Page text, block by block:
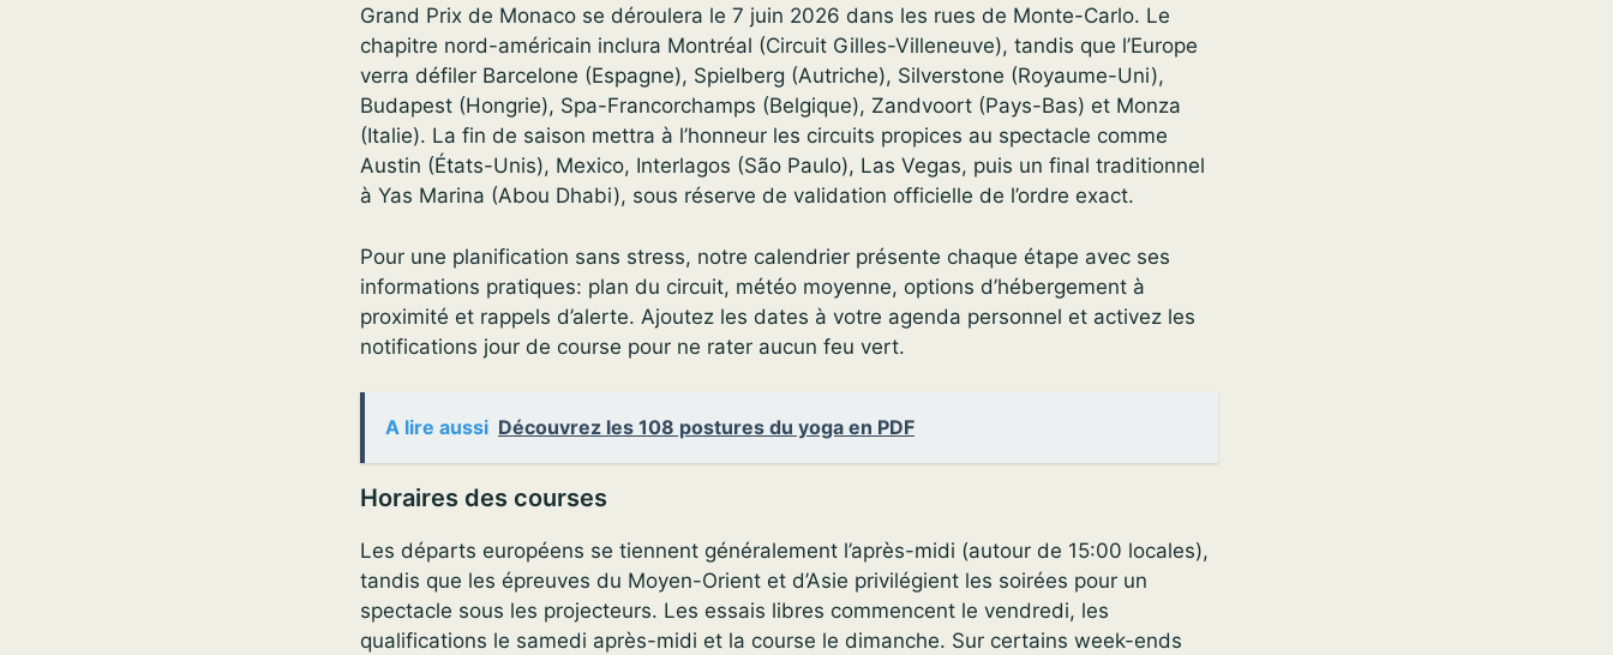
Grand Prix de Monaco se déroulera le 7 juin 2026 dans les rues de Monte-Carlo. Le
chapitre nord-américain inclura Montréal (Circuit Gilles-Villeneuve), tandis que l’Europe
verra défiler Barcelone (Espagne), Spielberg (Autriche), Silverstone (Royaume-Uni),
Budapest (Hongrie), Spa-Francorchamps (Belgique), Zandvoort (Pays-Bas) et Monza
(Italie). La fin de saison mettra à l’honneur les circuits propices au spectacle comme
Austin (États-Unis), Mexico, Interlagos (São Paulo), Las Vegas, puis un final traditionnel
à Yas Marina (Abou Dhabi), sous réserve de validation officielle de l’ordre exact.
Pour une planification sans stress, notre calendrier présente chaque étape avec ses
informations pratiques: plan du circuit, météo moyenne, options d’hébergement à
proximité et rappels d’alerte. Ajoutez les dates à votre agenda personnel et activez les
notifications jour de course pour ne rater aucun feu vert.
A lire aussi Découvrez les 108 postures du yoga en PDF
Horaires des courses
Les départs européens se tiennent généralement l’après-midi (autour de 15:00 locales),
tandis que les épreuves du Moyen-Orient et d’Asie privilégient les soirées pour un
spectacle sous les projecteurs. Les essais libres commencent le vendredi, les
qualifications le samedi après-midi et la course le dimanche. Sur certains week-ends